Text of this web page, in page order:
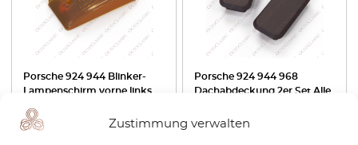
Zustimmung verwalten
Porsche 924 944 Blinker-
Lampenschirm vorne links
orange 477953161 /
477953162
Porsche 924 944 968
Dachabdeckung 2er Set Alle